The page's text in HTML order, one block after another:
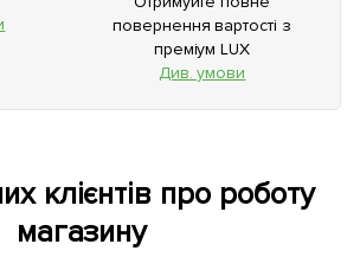
повернення вартості з
преміум LUX
Див. умови
клієнтів про роботу
магазину